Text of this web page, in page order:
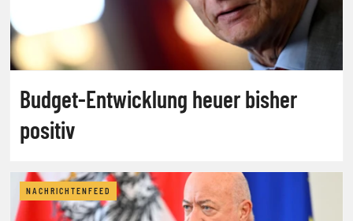
Budget-Entwicklung heuer bisher
positiv
NACHRICHTENFEED